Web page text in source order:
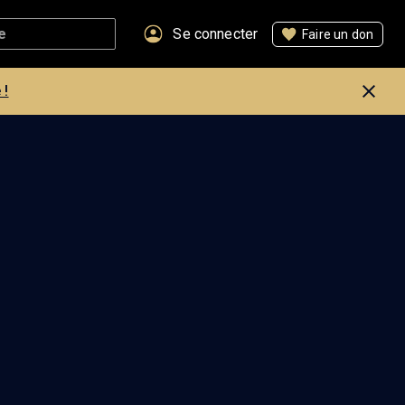
Se connecter Faire un don
!